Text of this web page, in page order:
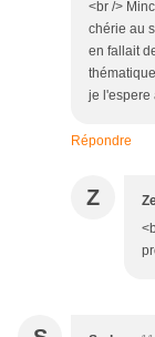
<br />
chérie au
en fallait
je l'espere
Répondre
Z